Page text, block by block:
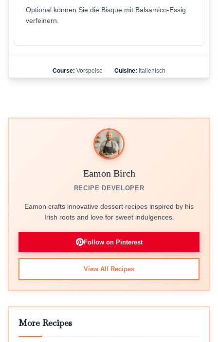
Optional können Sie die Bisque mit Balsamico-Essig
verfeinern.
Course: Vorspeise Cuisine: Italienisch
Eamon Birch
RECIPE DEVELOPER
Eamon crafts innovative dessert recipes inspired by his
Irish roots and love for sweet indulgences.
Follow on Pinterest
View All Recipes
More Recipes